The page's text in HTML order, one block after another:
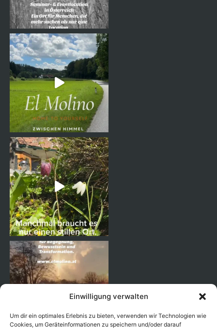
Einwilligung verwalten
Um dir ein optimales Erlebnis zu bieten, verwenden wir Technologien wie
Cookies, um Geräteinformationen zu speichern und/oder darauf